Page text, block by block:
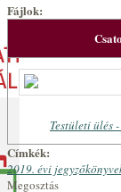
Fájlok:
Testületi ülés
Címkék:
2019. évi
Megosztás